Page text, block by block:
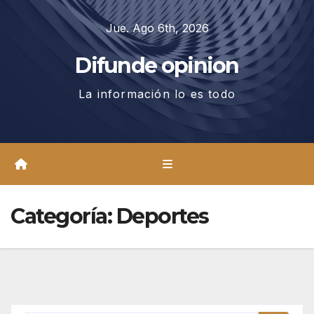
Jue. Ago 6th, 2026
Difunde opinion
La información lo es todo
Categoría: Deportes